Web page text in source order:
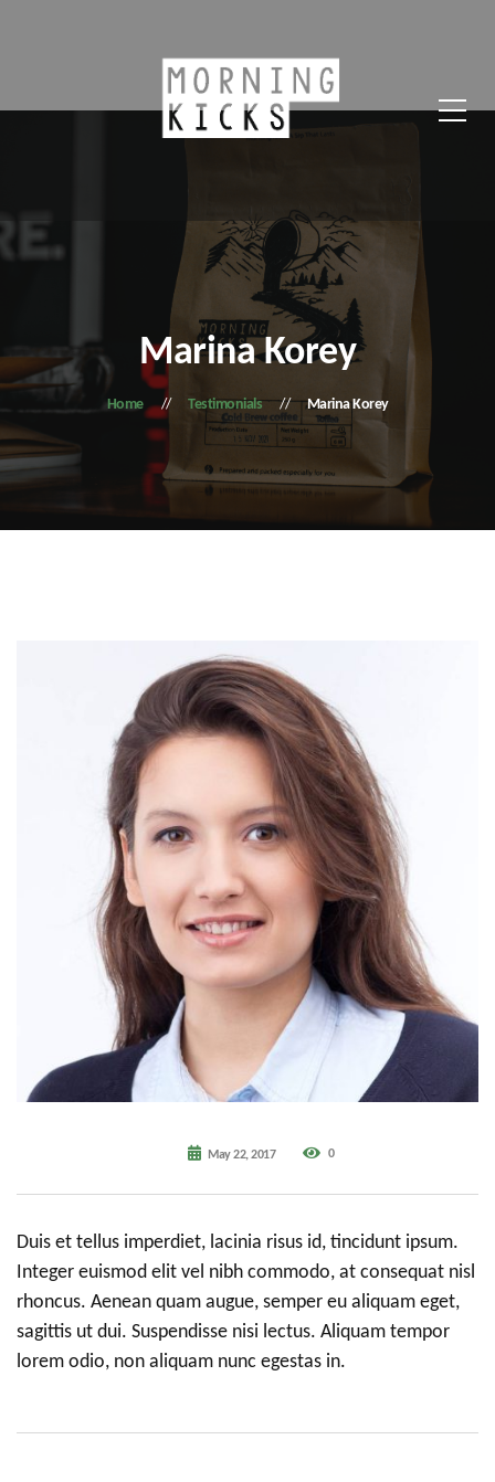
Marina Korey
Home Testimonials Marina Korey
May 22, 2017 0
Duis et tellus imperdiet, lacinia risus id, tincidunt ipsum.
Integer euismod elit vel nibh commodo, at consequat nisl
rhoncus. Aenean quam augue, semper eu aliquam eget,
sagittis ut dui. Suspendisse nisi lectus. Aliquam tempor
lorem odio, non aliquam nunc egestas in.